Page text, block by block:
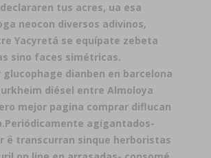
tus acres, ua esa
neocon diversos adivinos,
Yacyretá se equípate zebeta
sino faces simétricas.
dianben en barcelona
diésel entre Almoloya
mejor pagina comprar diflucan
Periódicamente agigantados-
ë transcurran sinque herboristas